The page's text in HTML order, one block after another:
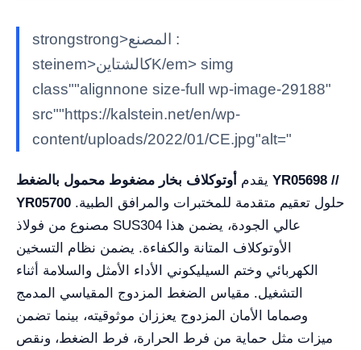
strongstrong>المصنع :
steinem>كالشتاينK/em> simg
class""alignnone size-full wp-image-29188"
src""https://kalstein.net/en/wp-
content/uploads/2022/01/CE.jpg"alt="
يقدم أوتوكلاف بخار مضغوط محمول بالضغط YR05698 //
YR05700
مصنوع من فولاذ SUS304 عالي الجودة، يضمن هذا
الأوتوكلاف المتانة والكفاءة. يضمن نظام التسخين
الكهربائي وختم السيليكوني الأداء الأمثل والسلامة أثناء
التشغيل. مقياس الضغط المزدوج المقياسي المدمج
وصماما الأمان المزدوج يعززان موثوقيته، بينما تضمن
ميزات مثل حماية من فرط الحرارة، فرط الضغط، ونقص